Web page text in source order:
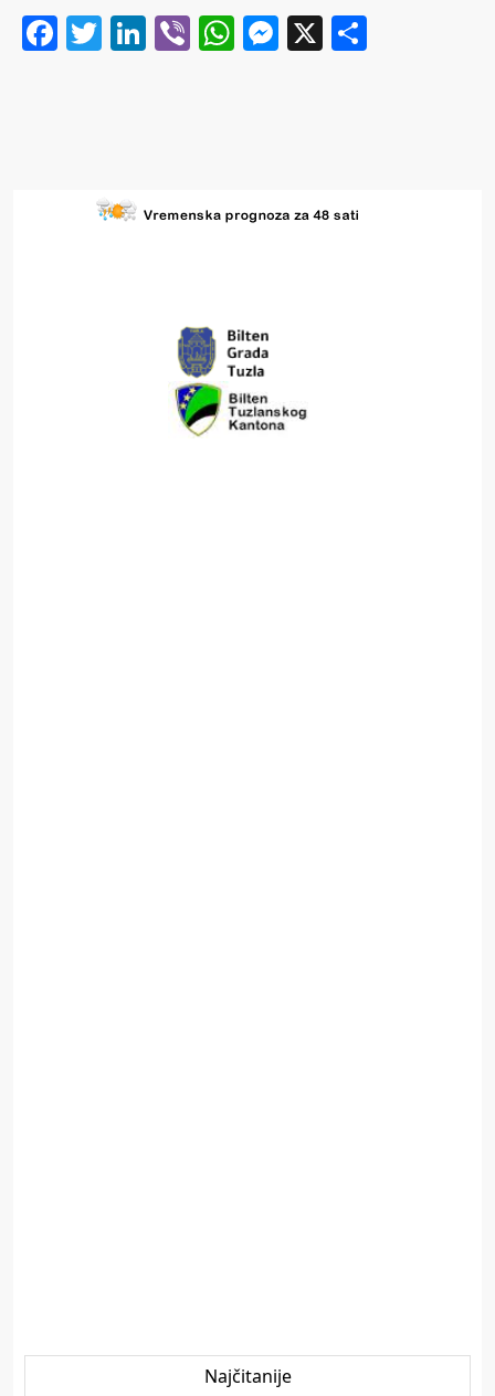
Facebook
Twitter
LinkedIn
ViberWhatsApp
Messenger
X
Najčitanije